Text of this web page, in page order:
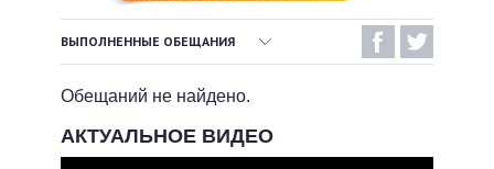
ГЛАВЫ ОБЛАДМИНИСТРАЦИЙ
МЭРЫ
СРАВНЕНИЕ ПОЛИТИКОВ
ВЫПОЛНЕННЫЕ ОБЕЩАНИЯ
ОБЕЩАНИЯ В ПРОЦЕССЕ
Обещаний не найдено.
АКТУАЛЬНОЕ ВИДЕО